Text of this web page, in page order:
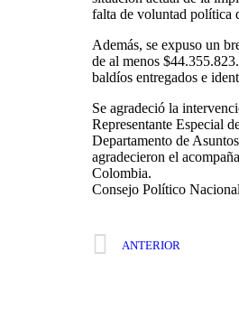
falta de voluntad política
Además, se expuso un
de al menos
baldíos entregados e
Se agradeció la
Representante Especial
Departamento de
agradecieron el
Colombia.
Consejo Político
ANTERIOR